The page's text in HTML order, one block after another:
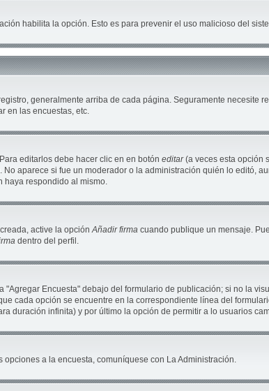
habilita la opción. Esto es para prevenir el uso malicioso del
generalmente arriba de cada página. Seguramente necesite
en las encuestas, etc.
editarlos debe hacer clic en en botón editar(a veces esta opción
aparece si fue un moderador o la administración quién lo editó,
haya respondido al mismo.
active la opciónAñadir firma cuando publique un mensaje.
dentro del perfil.
Encuesta" debajo del formulario de publicación; si no la
cada opción se encuentre en la correspondiente línea del
duración infinita) y por último la opción de permitir a lo usuarios
a la encuesta, comuníquese con La Administración.